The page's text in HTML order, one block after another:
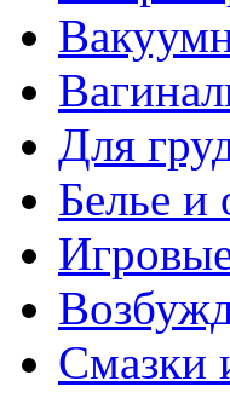
Для
Белье и
Смазки